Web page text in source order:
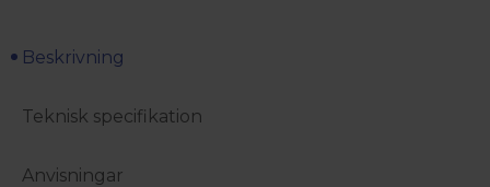
Beskrivning
Teknisk specifikation
Anvisningar